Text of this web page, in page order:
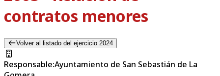
contratos menores
Volver al listado del ejercicio 2024
Responsable:Ayuntamiento de San Sebastián de La